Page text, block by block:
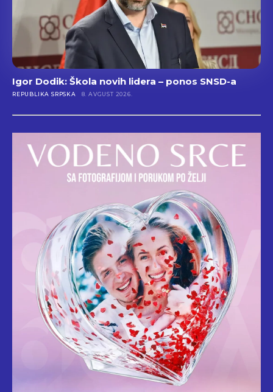
Igor Dodik: Škola novih lidera – ponos SNSD-a
REPUBLIKA SRPSKA 8. AVGUST 2026.